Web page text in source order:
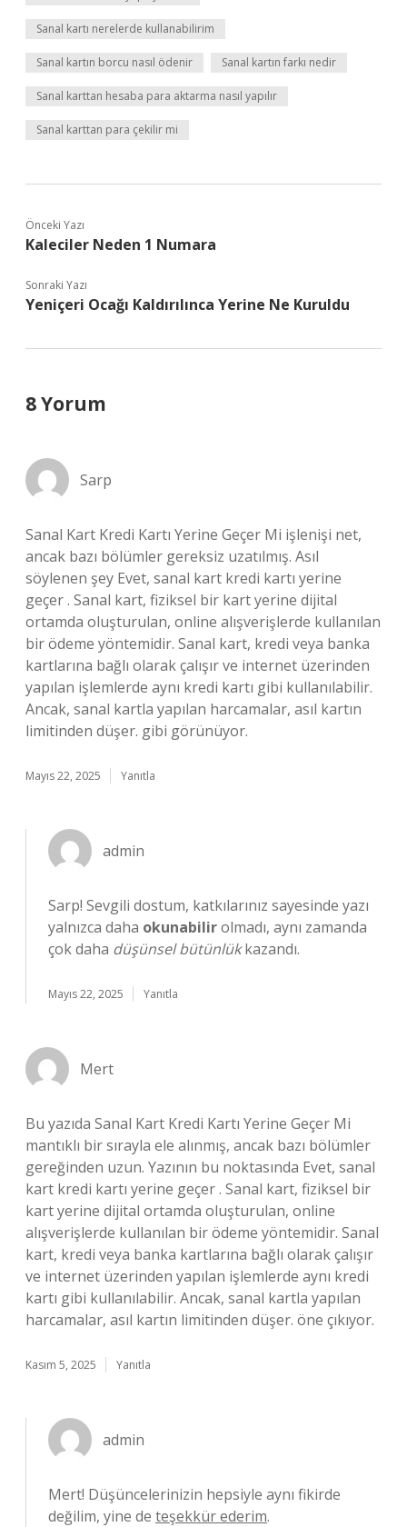
Sanal kartı nerelerde kullanabilirim
Sanal kartın borcu nasıl ödenir Sanal kartın farkı nedir
Sanal karttan hesaba para aktarma nasıl yapılır
Sanal karttan para çekilir mi
Önceki Yazı
Kaleciler Neden 1 Numara
Sonraki Yazı
Yeniçeri Ocağı Kaldırılınca Yerine Ne Kuruldu
8 Yorum
Sarp
Sanal Kart Kredi Kartı Yerine Geçer Mi işlenişi net,
ancak bazı bölümler gereksiz uzatılmış. Asıl
söylenen şey Evet, sanal kart kredi kartı yerine
geçer . Sanal kart, fiziksel bir kart yerine dijital
ortamda oluşturulan, online alışverişlerde kullanılan
bir ödeme yöntemidir. Sanal kart, kredi veya banka
kartlarına bağlı olarak çalışır ve internet üzerinden
yapılan işlemlerde aynı kredi kartı gibi kullanılabilir.
Ancak, sanal kartla yapılan harcamalar, asıl kartın
limitinden düşer. gibi görünüyor.
Mayıs 22, 2025 Yanıtla
admin
Sarp! Sevgili dostum, katkılarınız sayesinde yazı
yalnızca daha okunabilirolmadı, aynı zamanda
çok daha düşünsel bütünlükkazandı.
Mayıs 22, 2025 Yanıtla
Mert
Bu yazıda Sanal Kart Kredi Kartı Yerine Geçer Mi
mantıklı bir sırayla ele alınmış, ancak bazı bölümler
gereğinden uzun. Yazının bu noktasında Evet, sanal
kart kredi kartı yerine geçer . Sanal kart, fiziksel bir
kart yerine dijital ortamda oluşturulan, online
alışverişlerde kullanılan bir ödeme yöntemidir. Sanal
kart, kredi veya banka kartlarına bağlı olarak çalışır
ve internet üzerinden yapılan işlemlerde aynı kredi
kartı gibi kullanılabilir. Ancak, sanal kartla yapılan
harcamalar, asıl kartın limitinden düşer. öne çıkıyor.
Kasım 5, 2025 Yanıtla
admin
Mert! Düşüncelerinizin hepsiyle aynı fikirde
değilim, yine de teşekkür ederim.